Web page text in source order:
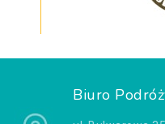
Biuro